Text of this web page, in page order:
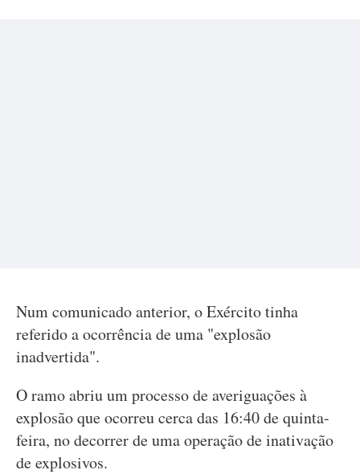
Num comunicado anterior, o Exército tinha
referido a ocorrência de uma "explosão
inadvertida".
O ramo abriu um processo de averiguações à
explosão que ocorreu cerca das 16:40 de quinta-
feira, no decorrer de uma operação de inativação
de explosivos.